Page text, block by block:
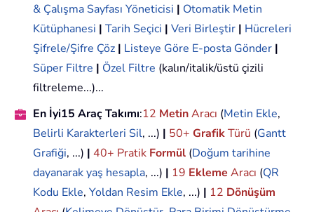
& Çalışma Sayfası Yöneticisi | Otomatik Metin
Kütüphanesi | Tarih Seçici | Veri Birleştir | Hücreleri
Şifrele/Şifre Çöz | Listeye Göre E-posta Gönder |
Süper Filtre | Özel Filtre (kalın/italik/üstü çizili
filtreleme...)...
En İyi15 Araç Takımı:12 MetinAracı (Metin Ekle,
Belirli Karakterleri Sil, ...) | 50+ GrafikTürü (Gantt
Grafiği, ...) | 40+ Pratik Formül (Doğum tarihine
dayanarak yaş hesapla, ...) | 19 Ekleme Aracı (QR
Kodu Ekle, Yoldan Resim Ekle, ...) | 12 Dönüşüm